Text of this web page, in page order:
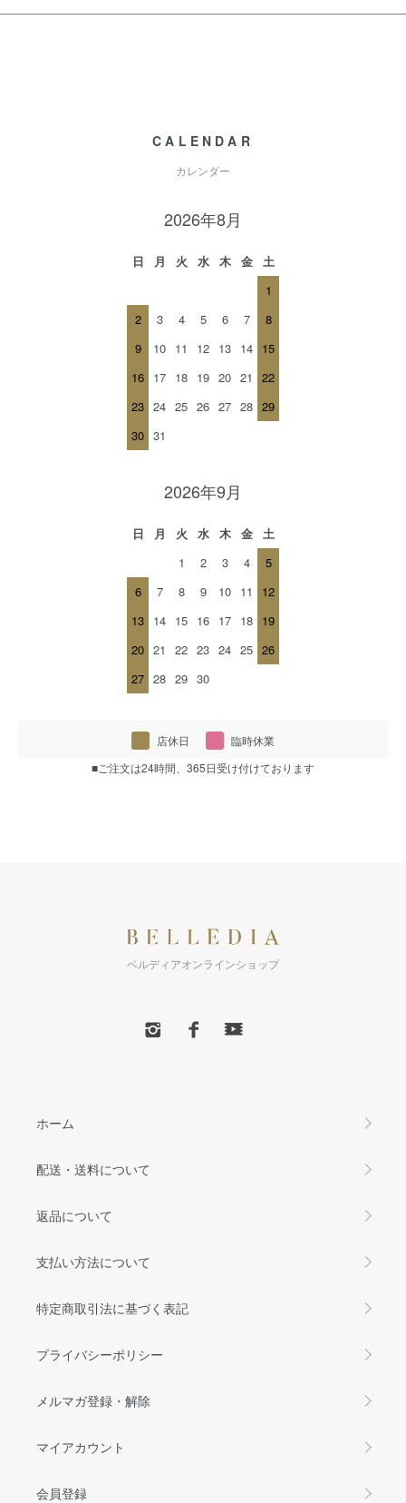
CALENDAR
カレンダー
2026年8月
日 月 火 水 木 金
土
1
2
3 4 5 6 7
8
9
10 11 12 13 14 15
16 17 18 19 20 21
22
23 24 25 26 27 28 29
30 31
2026年9月
日 月 火 水 木 金
土
1
2 3 4
5
6
7 8 9 10 11
12
13 14 15 16 17 18 19
20 21 22 23 24 25 26
27 28 29 30
店休日
臨時休業
■ご注文は24時間、365日受け付けております
ベルディアオンラインショップ
ホーム
配送・送料について
返品について
支払い方法について
特定商取引法に基づく表記
プライバシーポリシー
メルマガ登録・解除
マイアカウント
会員登録